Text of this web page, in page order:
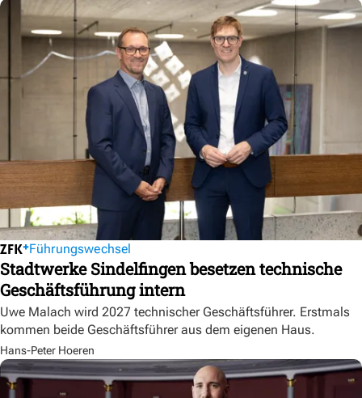
Führungswechsel
Stadtwerke Sindelfingen besetzen technische
Geschäftsführung intern
Uwe Malach wird 2027 technischer Geschäftsführer. Erstmals
kommen beide Geschäftsführer aus dem eigenen Haus.
Hans-Peter Hoeren